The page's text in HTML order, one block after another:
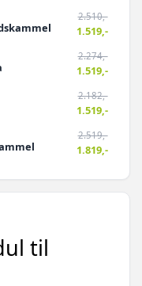
til
2.510,-
1.519,-
2.274,-
1.519,-
2.182,-
1.519,-
2.519,-
1.819,-